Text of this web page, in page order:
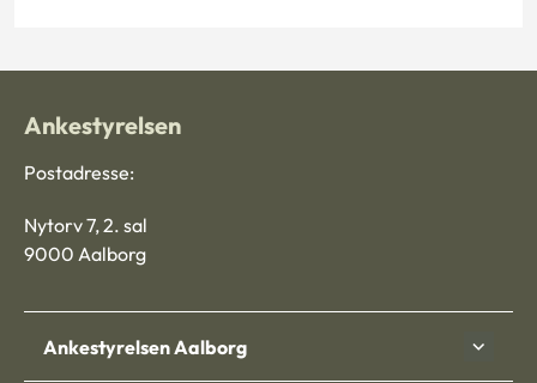
Ankestyrelsen
Postadresse:
Nytorv 7, 2. sal
9000 Aalborg
Ankestyrelsen Aalborg